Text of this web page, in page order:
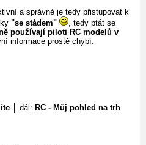
a správné je tedy přistupovat k
"se stádem"
, tedy ptát se
používají piloti RC modelů v
informace prostě chybí.
│ dál: RC - Můj pohled na trh